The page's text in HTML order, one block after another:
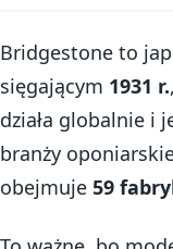
Bridgestone to
sięgającym 1931 r.
działa globalnie i
branży
obejmuje 59